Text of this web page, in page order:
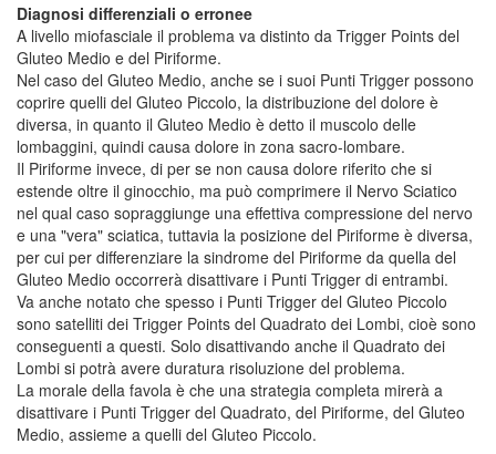
Diagnosi differenziali o erronee
A livello miofasciale il problema va distinto da Trigger Points del
Gluteo Medio e del Piriforme.
Nel caso del Gluteo Medio, anche se i suoi Punti Trigger possono
coprire quelli del Gluteo Piccolo, la distribuzione del dolore è
diversa, in quanto il Gluteo Medio è detto il muscolo delle
lombaggini, quindi causa dolore in zona sacro-lombare.
Il Piriforme invece, di per se non causa dolore riferito che si
estende oltre il ginocchio, ma può comprimere il Nervo Sciatico
nel qual caso sopraggiunge una effettiva compressione del nervo
e una "vera" sciatica, tuttavia la posizione del Piriforme è diversa,
per cui per differenziare la sindrome del Piriforme da quella del
Gluteo Medio occorrerà disattivare i Punti Trigger di entrambi.
Va anche notato che spesso i Punti Trigger del Gluteo Piccolo
sono satelliti dei Trigger Points del Quadrato dei Lombi, cioè sono
conseguenti a questi. Solo disattivando anche il Quadrato dei
Lombi si potrà avere duratura risoluzione del problema.
La morale della favola è che una strategia completa mirerà a
disattivare i Punti Trigger del Quadrato, del Piriforme, del Gluteo
Medio, assieme a quelli del Gluteo Piccolo.